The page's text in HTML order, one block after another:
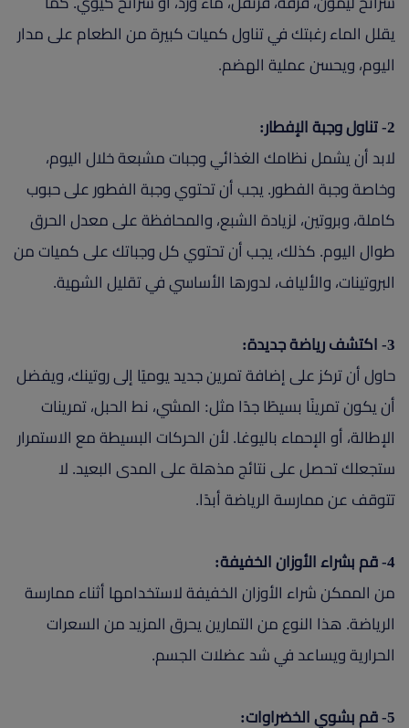
يقلل الماء رغبتك في تناول كميات كبيرة من الطعام على مدار
اليوم، ويحسن عملية الهضم.
2- تناول وجبة الإفطار:
لابد أن يشمل نظامك الغذائي وجبات مشبعة خلال اليوم،
وخاصة وجبة الفطور. يجب أن تحتوي وجبة الفطور على حبوب
كاملة، وبروتين، لزيادة الشبع، والمحافظة على معدل الحرق
طوال اليوم. كذلك، يجب أن تحتوي كل وجباتك على كميات من
البروتينات، والألياف، لدورها الأساسي في تقليل الشهية.
3- اكتشف رياضة جديدة:
حاول أن تركز على إضافة تمرين جديد يوميًا إلى روتينك، ويفضل
أن يكون تمرينًا بسيطًا جدًا مثل: المشي، نط الحبل، تمرينات
الإطالة، أو الإحماء باليوغا. لأن الحركات البسيطة مع الاستمرار
ستجعلك تحصل على نتائج مذهلة على المدى البعيد. لا
تتوقف عن ممارسة الرياضة أبدًا.
4- قم بشراء الأوزان الخفيفة:
من الممكن شراء الأوزان الخفيفة لاستخدامها أثناء ممارسة
الرياضة. هذا النوع من التمارين يحرق المزيد من السعرات
الحرارية ويساعد في شد عضلات الجسم.
5- قم بشوي الخضراوات: